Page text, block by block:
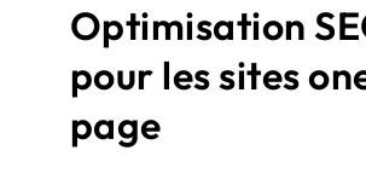
Optimisation
pour les sites
page